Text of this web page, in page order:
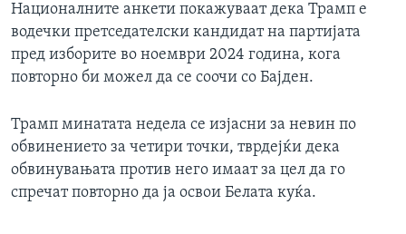
Националните анкети покажуваат дека Трамп е
водечки претседателски кандидат на партијата
пред изборите во ноември 2024 година, кога
повторно би можел да се соочи со Бајден.
Трамп минатата недела се изјасни за невин по
обвинението за четири точки, тврдејќи дека
обвинувањата против него имаат за цел да го
спречат повторно да ја освои Белата куќа.